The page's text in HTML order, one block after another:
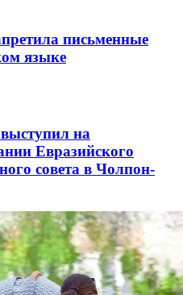
письменные
языке
на
Евразийского
совета в Чолпон-